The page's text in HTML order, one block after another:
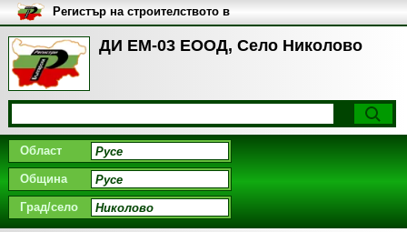
ДИ ЕМ-03 ЕООД, Село Николово
Регистър на строителството в
България
Област
Община
Град/село